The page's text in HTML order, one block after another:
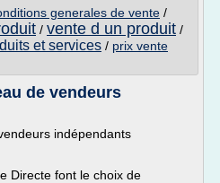
generales de vente /
/ vente d un produit /
et services / prix vente
de vendeurs
indépendants
Directe font le choix de